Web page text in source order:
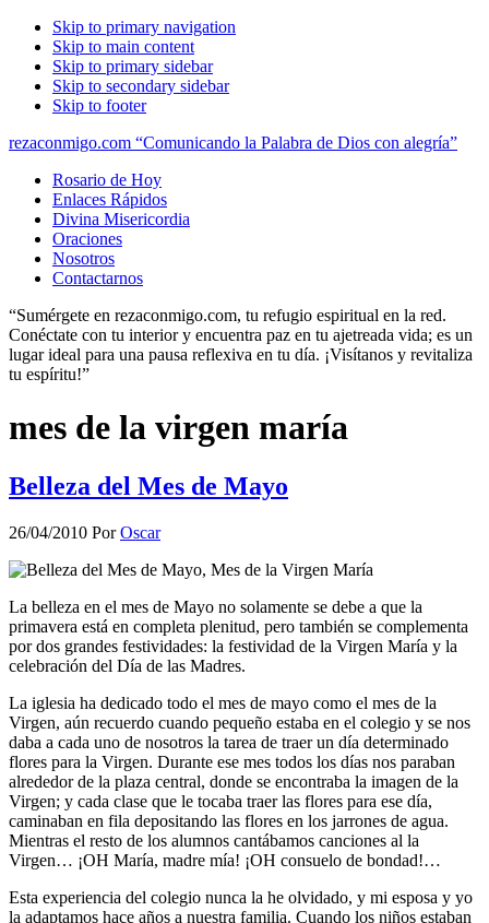
Skip to primary navigation
Skip to main content
Skip to primary sidebar
Skip to secondary sidebar
Skip to footer
rezaconmigo.com “Comunicando la Palabra de Dios con alegría”
Rosario de Hoy
Enlaces Rápidos
Divina Misericordia
Oraciones
Nosotros
Contactarnos
“Sumérgete en rezaconmigo.com, tu refugio espiritual en la red.
Conéctate con tu interior y encuentra paz en tu ajetreada vida; es un
lugar ideal para una pausa reflexiva en tu día. ¡Visítanos y revitaliza
tu espíritu!”
mes de la virgen maría
Belleza del Mes de Mayo
26/04/2010 PorOscar
La belleza en el mes de Mayo no solamente se debe a que la
primavera está en completa plenitud, pero también se complementa
por dos grandes festividades: la festividad de la Virgen María y la
celebración del Día de las Madres.
La iglesia ha dedicado todo el mes de mayo como el mes de la
Virgen, aún recuerdo cuando pequeño estaba en el colegio y se nos
daba a cada uno de nosotros la tarea de traer un día determinado
flores para la Virgen. Durante ese mes todos los días nos paraban
alrededor de la plaza central, donde se encontraba la imagen de la
Virgen; y cada clase que le tocaba traer las flores para ese día,
caminaban en fila depositando las flores en los jarrones de agua.
Mientras el resto de los alumnos cantábamos canciones al la
Virgen… ¡OH María, madre mía! ¡OH consuelo de bondad!…
Esta experiencia del colegio nunca la he olvidado, y mi esposa y yo
la adaptamos hace años a nuestra familia. Cuando los niños estaban